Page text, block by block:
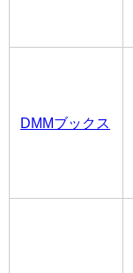
DMMブックス